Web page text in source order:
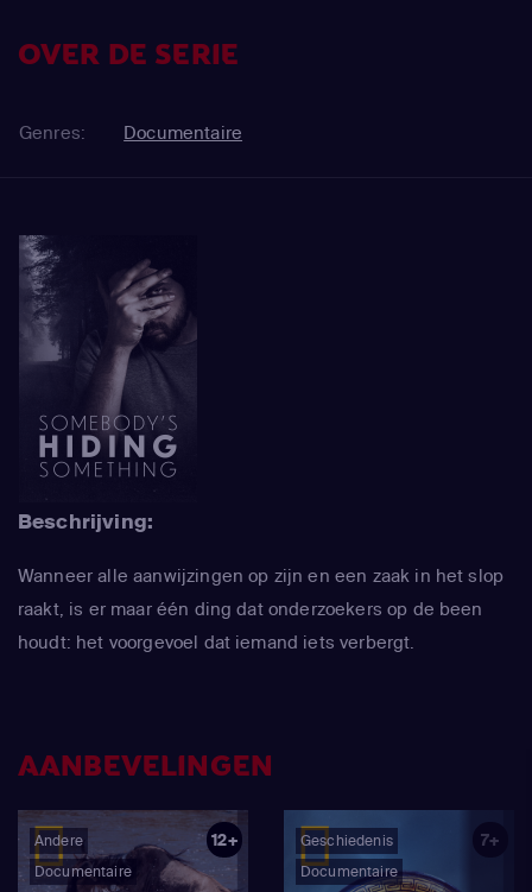
OVER DE SERIE
Genres: Documentaire
Beschrijving:
Wanneer alle aanwijzingen op zijn en een zaak in het slop
raakt, is er maar één ding dat onderzoekers op de been
houdt: het voorgevoel dat iemand iets verbergt.
AANBEVELINGEN
Andere
Documentaire
12+
Geschiedenis
Documentaire
7+